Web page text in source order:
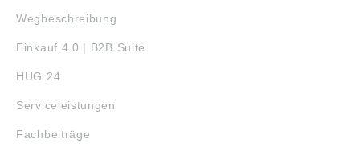
Wegbeschreibung
Einkauf 4.0 | B2B Suite
HUG 24
Serviceleistungen
Fachbeiträge